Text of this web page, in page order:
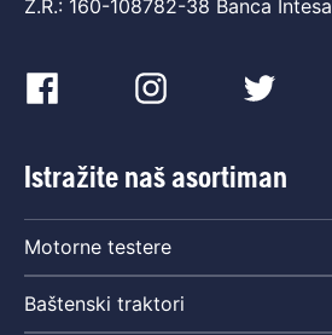
Ž.R.: 160-108782-38 Banca Intesa
Istražite naš asortiman
Motorne testere
Baštenski traktori